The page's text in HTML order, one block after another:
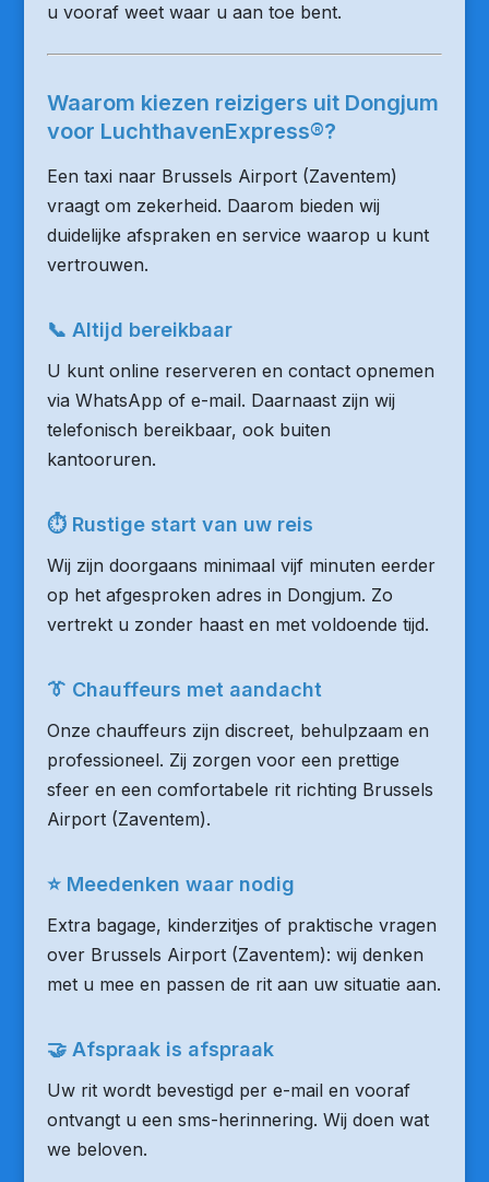
u vooraf weet waar u aan toe bent.
Waarom kiezen reizigers uit Dongjum
voor LuchthavenExpress®?
Een taxi naar Brussels Airport (Zaventem)
vraagt om zekerheid. Daarom bieden wij
duidelijke afspraken en service waarop u kunt
vertrouwen.
📞 Altijd bereikbaar
U kunt online reserveren en contact opnemen
via WhatsApp of e-mail. Daarnaast zijn wij
telefonisch bereikbaar, ook buiten
kantooruren.
⏱ Rustige start van uw reis
Wij zijn doorgaans minimaal vijf minuten eerder
op het afgesproken adres in Dongjum. Zo
vertrekt u zonder haast en met voldoende tijd.
👔 Chauffeurs met aandacht
Onze chauffeurs zijn discreet, behulpzaam en
professioneel. Zij zorgen voor een prettige
sfeer en een comfortabele rit richting Brussels
Airport (Zaventem).
⭐ Meedenken waar nodig
Extra bagage, kinderzitjes of praktische vragen
over Brussels Airport (Zaventem): wij denken
met u mee en passen de rit aan uw situatie aan.
🤝 Afspraak is afspraak
Uw rit wordt bevestigd per e-mail en vooraf
ontvangt u een sms-herinnering. Wij doen wat
we beloven.